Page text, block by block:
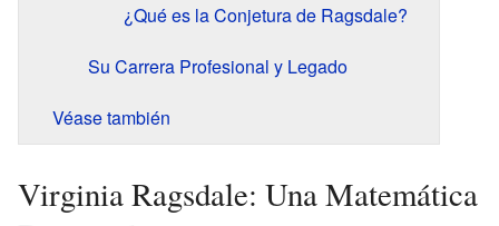
¿Qué es la Conjetura de Ragsdale?
Su Carrera Profesional y Legado
Véase también
Virginia Ragsdale: Una Matemática